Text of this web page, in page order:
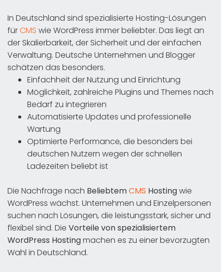
In Deutschland sind spezialisierte Hosting-Lösungen
fürCMS wie WordPress immer beliebter. Das liegt an
der Skalierbarkeit, der Sicherheit und der einfachen
Verwaltung. Deutsche Unternehmen und Blogger
schätzen das besonders.
Einfachheit der Nutzung und Einrichtung
Möglichkeit, zahlreiche Plugins und Themes nach
Bedarf zu integrieren
Automatisierte Updates und professionelle
Wartung
Optimierte Performance, die besonders bei
deutschen Nutzern wegen der schnellen
Ladezeiten beliebt ist
Die Nachfrage nach BeliebtemCMS Hostingwie
WordPress wächst. Unternehmen und Einzelpersonen
suchen nach Lösungen, die leistungsstark, sicher und
flexibel sind. Die Vorteile von spezialisiertem
WordPress Hostingmachen es zu einer bevorzugten
Wahl in Deutschland.